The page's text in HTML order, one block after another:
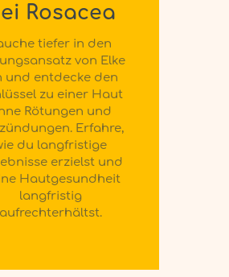
Rosacea
tiefer in den
von Elke
und entdecke den
zu einer Haut
Rötungen und
Erfahre,
du langfristige
erzielst und
Hautgesundheit
langfristig
aufrechterhältst.